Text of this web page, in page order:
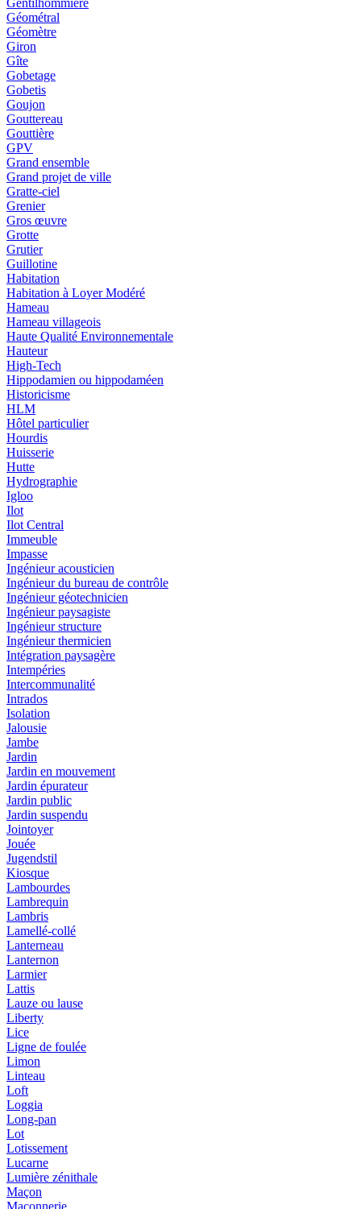
Gentilhommière
Géométral
Géomètre
Giron
Gîte
Gobetage
Gobetis
Goujon
Gouttereau
Gouttière
GPV
Grand ensemble
Grand projet de ville
Gratte-ciel
Grenier
Gros œuvre
Grotte
Grutier
Guillotine
Habitation
Habitation à Loyer Modéré
Hameau
Hameau villageois
Haute Qualité Environnementale
Hauteur
High-Tech
Hippodamien ou hippodaméen
Historicisme
HLM
Hôtel particulier
Hourdis
Huisserie
Hutte
Hydrographie
Igloo
Ilot
Ilot Central
Immeuble
Impasse
Ingénieur acousticien
Ingénieur du bureau de contrôle
Ingénieur géotechnicien
Ingénieur paysagiste
Ingénieur structure
Ingénieur thermicien
Intégration paysagère
Intempéries
Intercommunalité
Intrados
Isolation
Jalousie
Jambe
Jardin
Jardin en mouvement
Jardin épurateur
Jardin public
Jardin suspendu
Jointoyer
Jouée
Jugendstil
Kiosque
Lambourdes
Lambrequin
Lambris
Lamellé-collé
Lanterneau
Lanternon
Larmier
Lattis
Lauze ou lause
Liberty
Lice
Ligne de foulée
Limon
Linteau
Loft
Loggia
Long-pan
Lot
Lotissement
Lucarne
Lumière zénithale
Maçon